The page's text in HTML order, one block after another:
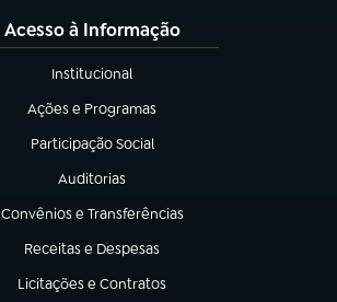
Acesso à Informação
Institucional
(abre em nova aba)
Ações e Programas
(abre em nova aba)
Participação Social
(abre em nova aba)
Auditorias
(abre em nova aba)
Convênios e Transferências
(abre em nova aba)
Receitas e Despesas
(abre em nova aba)
Licitações e Contratos
(abre em nova aba)